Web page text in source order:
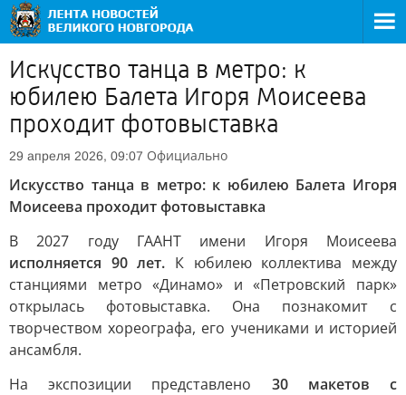
Искусство танца в метро: к
юбилею Балета Игоря Моисеева
проходит фотовыставка
29 апреля 2026, 09:07 Официально
Искусство танца в метро: к юбилею Балета Игоря
Моисеева проходит фотовыставка
В 2027 году ГААНТ имени Игоря Моисеева
исполняется 90 лет. К юбилею коллектива между
станциями метро «Динамо» и «Петровский парк»
открылась фотовыставка. Она познакомит с
творчеством хореографа, его учениками и историей
ансамбля.
На экспозиции представлено 30 макетов с